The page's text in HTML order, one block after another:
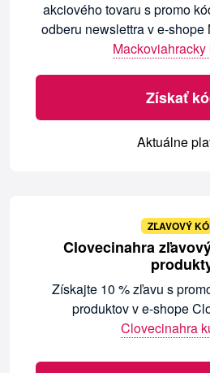
akciového tovaru s promo
odberu newslettra v e-
Mackoviahracky
Získať
Aktuálne
ZĽAVOVÝ
Clovecinahra
Získajte 10 % zľavu s
produktov v e-shope
Clovecinahra